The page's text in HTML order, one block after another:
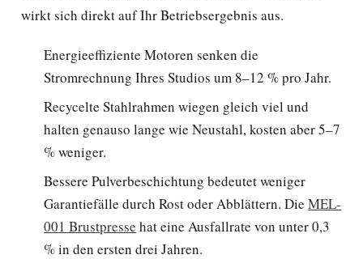
wirkt sich direkt auf Ihr Betriebsergebnis aus.
Energieeffiziente Motoren senken die
Stromrechnung Ihres Studios um 8–12 % pro Jahr.
Recycelte Stahlrahmen wiegen gleich viel und
halten genauso lange wie Neustahl, kosten aber 5–7
% weniger.
Bessere Pulverbeschichtung bedeutet weniger
Garantiefälle durch Rost oder Abblättern. DieMEL-
001 Brustpresse hat eine Ausfallrate von unter 0,3
% in den ersten drei Jahren.